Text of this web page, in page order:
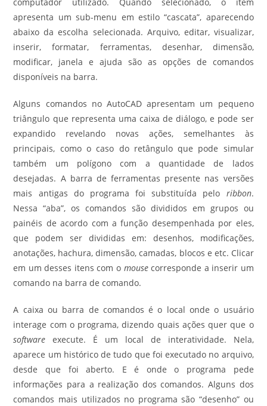
computador utilizado. Quando selecionado, o item
apresenta um sub-menu em estilo “cascata”, aparecendo
abaixo da escolha selecionada. Arquivo, editar, visualizar,
inserir, formatar, ferramentas, desenhar, dimensão,
modificar, janela e ajuda são as opções de comandos
disponíveis na barra.
Alguns comandos no AutoCAD apresentam um pequeno
triângulo que representa uma caixa de diálogo, e pode ser
expandido revelando novas ações, semelhantes às
principais, como o caso do retângulo que pode simular
também um polígono com a quantidade de lados
desejadas. A barra de ferramentas presente nas versões
mais antigas do programa foi substituída pelo ribbon.
Nessa “aba”, os comandos são divididos em grupos ou
painéis de acordo com a função desempenhada por eles,
que podem ser divididas em: desenhos, modificações,
anotações, hachura, dimensão, camadas, blocos e etc. Clicar
em um desses itens com o mousecorresponde a inserir um
comando na barra de comando.
A caixa ou barra de comandos é o local onde o usuário
interage com o programa, dizendo quais ações quer que o
software execute. É um local de interatividade. Nela,
aparece um histórico de tudo que foi executado no arquivo,
desde que foi aberto. E é onde o programa pede
informações para a realização dos comandos. Alguns dos
comandos mais utilizados no programa são “desenho” ou